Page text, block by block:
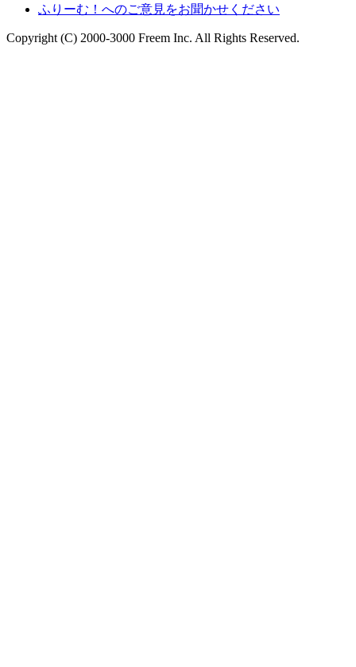
ふりーむ！へのご意見をお聞かせください
Copyright (C) 2000-3000 Freem Inc. All Rights Reserved.